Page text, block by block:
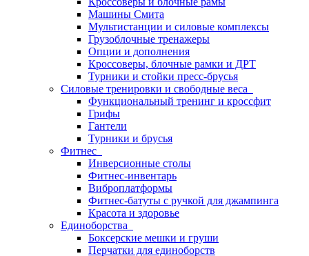
Машины Смита
Мультистанции и силовые комплексы
Грузоблочные тренажеры
Опции и дополнения
Кроссоверы, блочные рамки и ДРТ
Турники и стойки пресс-брусья
Силовые тренировки и свободные веса
Функциональный тренинг и кроссфит
Грифы
Гантели
Турники и брусья
Фитнес
Инверсионные столы
Фитнес-инвентарь
Виброплатформы
Фитнес-батуты с ручкой для джампинга
Красота и здоровье
Единоборства
Боксерские мешки и груши
Перчатки для единоборств